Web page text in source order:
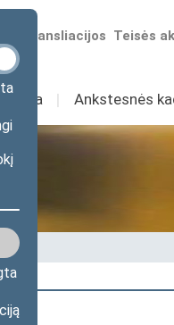
Teisės
transliacijos
Veikla I Ankstesnės